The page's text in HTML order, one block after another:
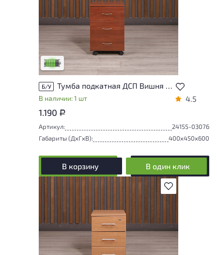
У товара присутствуют незначительные
следы эксплуатации, не влияющие на
удобство его использования
Низкая степень износа
Б/У
В наличии: 1 шт 4.5
1.190 Р
Артикул:
24155-03076
Габариты (ДxГxВ):
400x450x600
В корзину В один клик
В избранное
Степень износа находится на стадии
проверки. Вы можете уточнить
дополнительную информацию у
сотрудников магазина